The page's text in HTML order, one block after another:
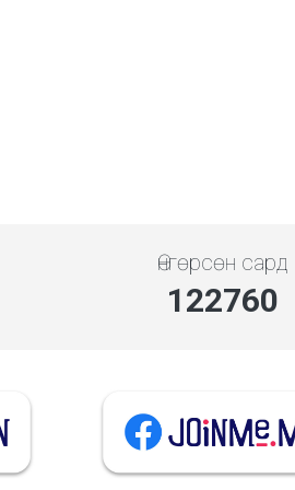
Өнгөрсөн сард
141646